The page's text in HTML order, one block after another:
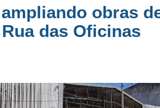
obras
das Oficinas